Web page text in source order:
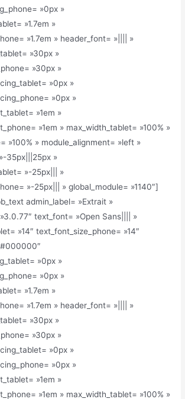
»0px »
»1.7em »
»1.7em » header_font= »|||| »
»30px »
»30px »
»0px »
»0px »
»1em »
»1em » max_width_tablet= »100% »
»100% » module_alignment= »left »
35px|||25px »
»-25px||| »
»-25px||| » global_module= »1140″]
admin_label= »Extrait »
»3.0.77″ text_font= »Open Sans|||| »
»14″ text_font_size_phone= »14″
»0px »
»0px »
»1.7em »
»1.7em » header_font= »|||| »
»30px »
»30px »
»0px »
»0px »
»1em »
»1em » max_width_tablet= »100% »